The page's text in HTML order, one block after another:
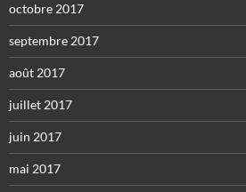
octobre 2017
septembre 2017
août 2017
juillet 2017
juin 2017
mai 2017